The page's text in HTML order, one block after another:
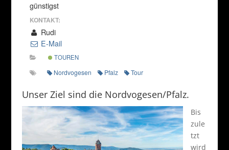
günstigst
KONTAKT:
Rudi
E-Mail
TOUREN
Nordvogesen Pfalz Tour
Unser Ziel sind die Nordvogesen/Pfalz.
Bis
zule
tzt
wird